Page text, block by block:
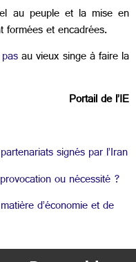
au peuple et la mise en
formées et encadrées.
au vieux singe à faire la
Portail de l’IE
signés par l’Iran
ou nécessité ?
d’économie et de